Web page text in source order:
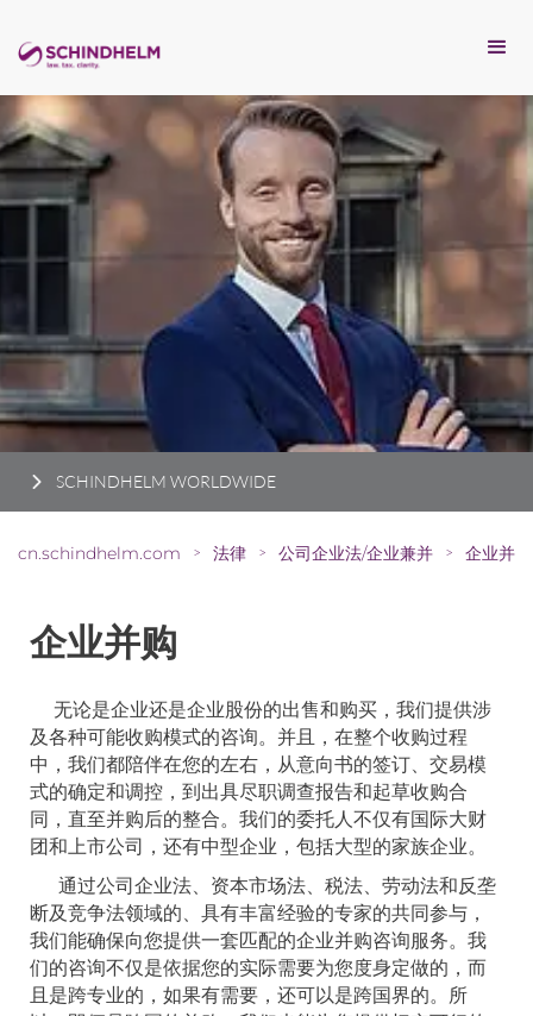
SCHINDHELM WORLDWIDE
cn.schindhelm.com > 法律 > 公司企业法/企业兼并 > 企业并购
企业并购
无论是企业还是企业股份的出售和购买，我们提供涉
及各种可能收购模式的咨询。并且，在整个收购过程
中，我们都陪伴在您的左右，从意向书的签订、交易模
式的确定和调控，到出具尽职调查报告和起草收购合
同，直至并购后的整合。我们的委托人不仅有国际大财
团和上市公司，还有中型企业，包括大型的家族企业。
通过公司企业法、资本市场法、税法、劳动法和反垄
断及竞争法领域的、具有丰富经验的专家的共同参与，
我们能确保向您提供一套匹配的企业并购咨询服务。我
们的咨询不仅是依据您的实际需要为您度身定做的，而
且是跨专业的，如果有需要，还可以是跨国界的。所